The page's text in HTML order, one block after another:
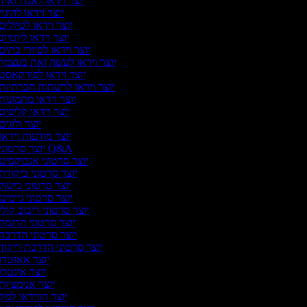
יוצר וידאו
יוצר וידאו
יוצר וידאו
יוצר וידאו לסיורי
יוצר וידאו לעשה זאת
יוצר וידאו
יוצר וידאו לרשתות
יוצר וידאו
יוצר וידאו
יוצר
יוצר מודעות
יוצר סרטוני Q&A
יוצר סרטוני
יוצר סרטוני
יוצר סרטוני
יוצר סרטוני
יוצר סרטוני דיבוב
יוצר סרטוני
יוצר סרטוני
יוצר סרטוני הדרכת
יוצר
יוצר
יוצר
יוצר הווידאו